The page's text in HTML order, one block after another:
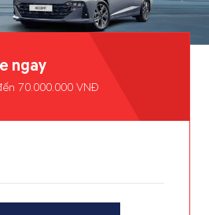
ngay
70.000.000 VNĐ